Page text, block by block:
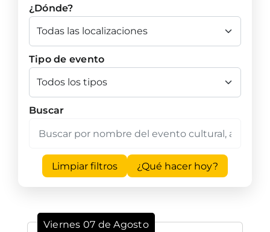
¿Dónde?
Tipo de evento
Buscar
Limpiar filtros ¿Qué hacer hoy?
Viernes 07 de Agosto